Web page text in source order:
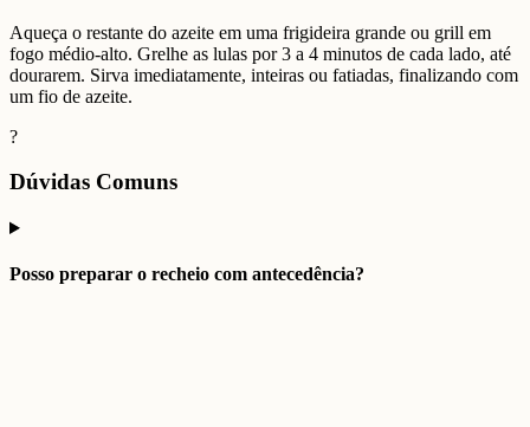
Aqueça o restante do azeite em uma frigideira grande ou grill em
fogo médio-alto. Grelhe as lulas por 3 a 4 minutos de cada lado, até
dourarem. Sirva imediatamente, inteiras ou fatiadas, finalizando com
um fio de azeite.
?
Dúvidas Comuns
Posso preparar o recheio com antecedência?